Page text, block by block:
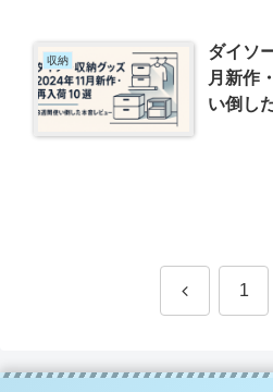
収納
ダイソ
月新作
い倒し
前 1